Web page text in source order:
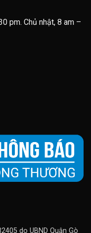
pm. Chủ nhật, 8 am –
do UBND Quận Gò